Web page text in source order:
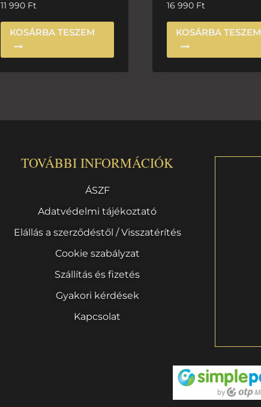
11 990 Ft
KOSÁRBA TESZEM
16 990 Ft
KOSÁRBA TESZEM
TOVÁBBI INFORMÁCIÓK
ÁSZF
Adatvédelmi tájékoztató
Elállás a szerződéstől / Visszatérítés
Cookie szabályzat
Szállítás és fizetés
Gyakori kérdések
Kapcsolat